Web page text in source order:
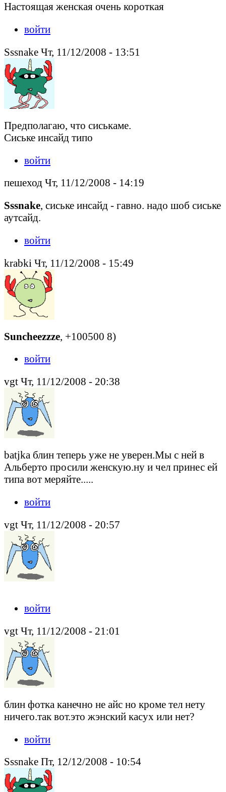
Настоящая женская очень короткая
войти
Sssnake Чт, 11/12/2008 - 13:51
Предполагаю, что сиськаме.
Сиське инсайд типо
войти
пешеход Чт, 11/12/2008 - 14:19
Sssnake, сиське инсайд - гавно. надо шоб сиське
аутсайд.
войти
krabki Чт, 11/12/2008 - 15:49
Suncheezzze , +100500 8)
войти
vgt Чт, 11/12/2008 - 20:38
batjka блин теперь уже не уверен.Мы с ней в
Альберто просили женскую.ну и чел принес ей
типа вот меряйте.....
войти
vgt Чт, 11/12/2008 - 20:57
войти
vgt Чт, 11/12/2008 - 21:01
блин фотка канечно не айс но кроме тел нету
ничего.так вот.это жэнский касух или нет?
войти
Sssnake Пт, 12/12/2008 - 10:54